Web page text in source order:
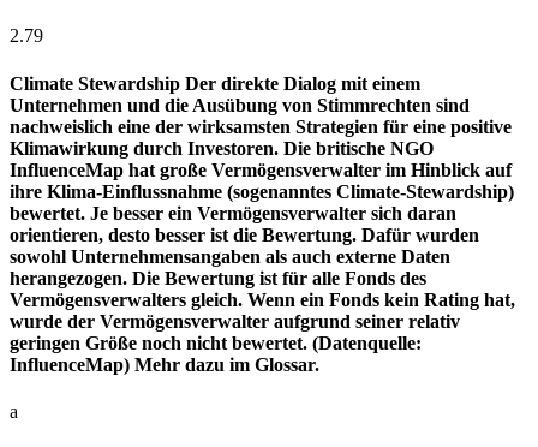
2.79
Climate Stewardship Der direkte Dialog mit einem
Unternehmen und die Ausübung von Stimmrechten sind
nachweislich eine der wirksamsten Strategien für eine positive
Klimawirkung durch Investoren. Die britische NGO
InfluenceMap hat große Vermögensverwalter im Hinblick auf
ihre Klima-Einflussnahme (sogenanntes Climate-Stewardship)
bewertet. Je besser ein Vermögensverwalter sich daran
orientieren, desto besser ist die Bewertung. Dafür wurden
sowohl Unternehmensangaben als auch externe Daten
herangezogen. Die Bewertung ist für alle Fonds des
Vermögensverwalters gleich. Wenn ein Fonds kein Rating hat,
wurde der Vermögensverwalter aufgrund seiner relativ
geringen Größe noch nicht bewertet. (Datenquelle:
InfluenceMap) Mehr dazu im Glossar.
a